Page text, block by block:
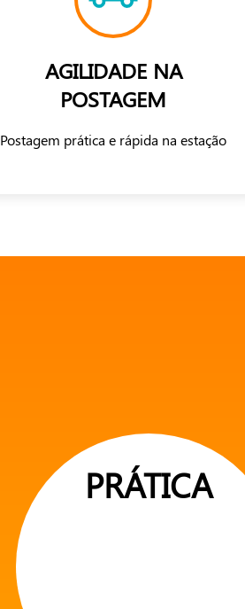
AGILIDADE NA
POSTAGEM
Postagem prática e rápida na estação
PRÁTICA